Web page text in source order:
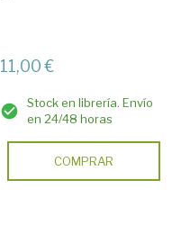
11,00 €
Stock en librería. Envío
en 24/48 horas
COMPRAR